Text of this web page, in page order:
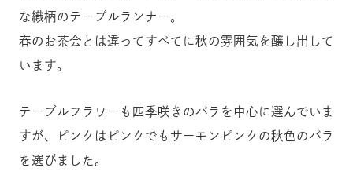
な織柄のテーブルランナー。
春のお茶会とは違ってすべてに秋の雰囲気を醸し出して
います。
テーブルフラワーも四季咲きのバラを中心に選んでいま
すが、ピンクはピンクでもサーモンピンクの秋色のバラ
を選びました。